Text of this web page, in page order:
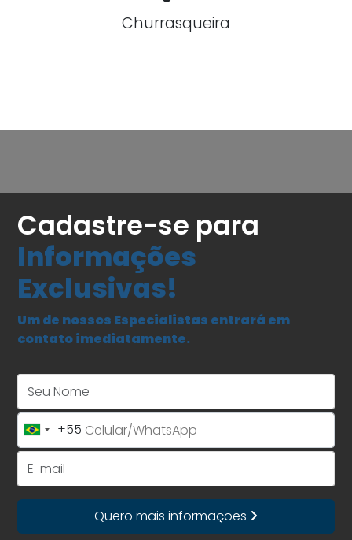
Churrasqueira
Cadastre-se para
Informações
Exclusivas!
Um de nossos Especialistas entrará em
contato imediatamente.
Brazil
+55
+55
Quero mais informações